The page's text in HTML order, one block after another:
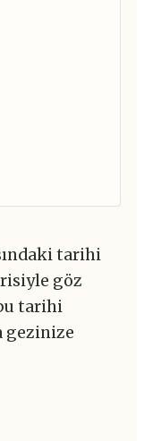
tarihi
göz
tarihi
gezinize